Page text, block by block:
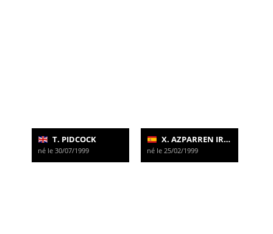
T. PIDCOCK
né le 30/07/1999
X. AZPARREN IRURZUN
né le 25/02/1999